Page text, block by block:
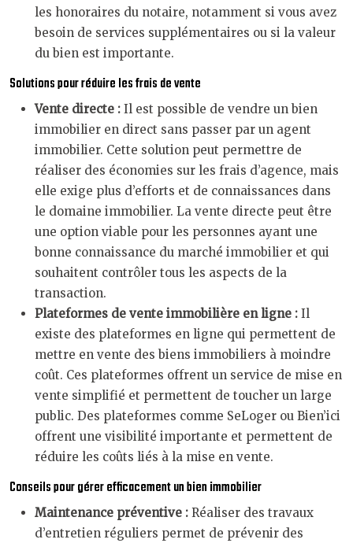
les honoraires du notaire, notamment si vous avez
besoin de services supplémentaires ou si la valeur
du bien est importante.
Solutions pour réduire les frais de vente
Vente directe : Il est possible de vendre un bien
immobilier en direct sans passer par un agent
immobilier. Cette solution peut permettre de
réaliser des économies sur les frais d’agence, mais
elle exige plus d’efforts et de connaissances dans
le domaine immobilier. La vente directe peut être
une option viable pour les personnes ayant une
bonne connaissance du marché immobilier et qui
souhaitent contrôler tous les aspects de la
transaction.
Plateformes de vente immobilière en ligne : Il
existe des plateformes en ligne qui permettent de
mettre en vente des biens immobiliers à moindre
coût. Ces plateformes offrent un service de mise en
vente simplifié et permettent de toucher un large
public. Des plateformes comme SeLoger ou Bien’ici
offrent une visibilité importante et permettent de
réduire les coûts liés à la mise en vente.
Conseils pour gérer efficacement un bien immobilier
Maintenance préventive : Réaliser des travaux
d’entretien réguliers permet de prévenir des